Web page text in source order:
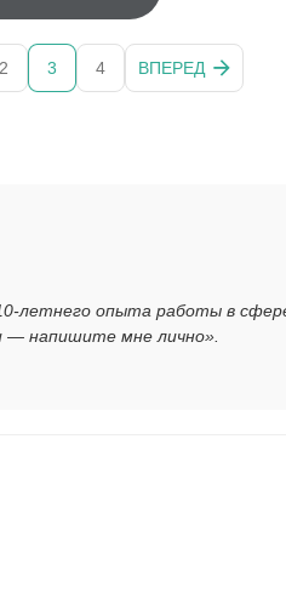
2 3 4 ВПЕРЕД
летнего опыта работы в
— напишите мне лично».